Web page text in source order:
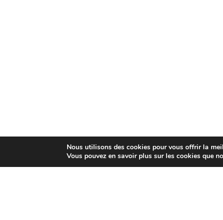
Nous utilisons des cookies pour vous offrir la
Vous pouvez en savoir plus sur les cookies que